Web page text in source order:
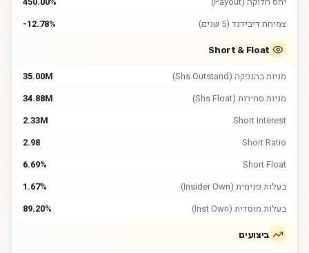
צמיחת דיבידנד (5 שנים)
-12.78%
Short & Float
מניות בהנפקה (Shs Outstand)
35.00M
מניות סחירות (Shs Float)
34.88M
Short Interest
2.33M
Short Ratio
2.98
Short Float
6.69%
בעלות פנימית (Insider Own)
1.67%
בעלות מוסדית (Inst Own)
89.20%
ביצועים